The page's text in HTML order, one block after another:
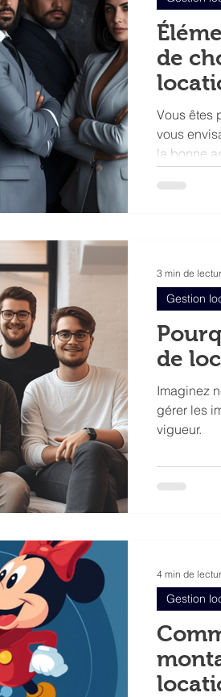
de
Vous êtes
vous
la bonne
de
Imaginez
gérer les
vigueur.
Gestion
3 min de
Gestion
4 min de